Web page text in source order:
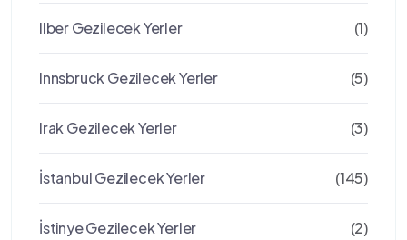
Ilber Gezilecek Yerler (1)
Innsbruck Gezilecek Yerler (5)
Irak Gezilecek Yerler (3)
İstanbul Gezilecek Yerler (145)
İstinye Gezilecek Yerler (2)